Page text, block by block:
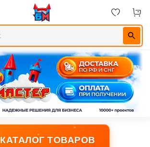
КАТАЛОГ ТОВАРОВ